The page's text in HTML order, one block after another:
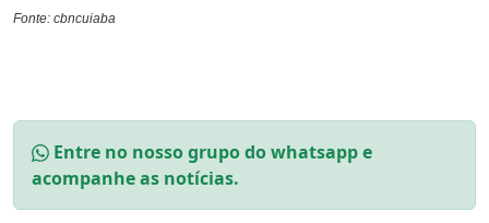
Fonte: cbncuiaba
Entre no nosso grupo do whatsapp e
acompanhe as notícias.